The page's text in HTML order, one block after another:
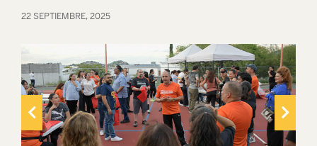
22 SEPTIEMBRE, 2025